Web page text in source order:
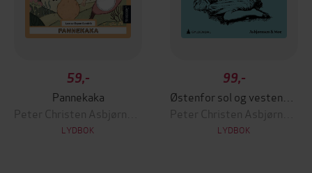
59,-
Pannekaka
LYDBOK
99,-
LYDBOK